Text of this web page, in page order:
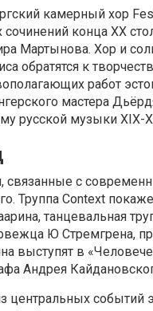
камерный хор
конца XX
Мартынова. Хор и
обратятся к
работ
мастера
русской музыки XIX-
связанные с
Труппа Context
танцевальная
Ю Стремгрена,
выступят в
Андрея
центральных событий